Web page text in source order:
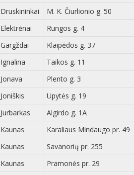
Druskininkai
M. K. Čiurlionio g. 50
Elektrėnai
Rungos g. 4
Gargždai
Klaipėdos g. 37
Ignalina
Taikos g. 11
Jonava
Plento g. 3
Joniškis
Upytės g. 19
Jurbarkas
Algirdo g. 1A
Kaunas
Karaliaus Mindaugo pr. 49
Kaunas
Savanorių pr. 255
Kaunas
Pramonės pr. 29